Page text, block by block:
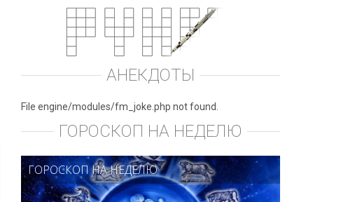
АНЕКДОТЫ
File engine/modules/fm_joke.php not found.
ГОРОСКОП НА НЕДЕЛЮ
ГОРОСКОП НА НЕДЕЛЮ